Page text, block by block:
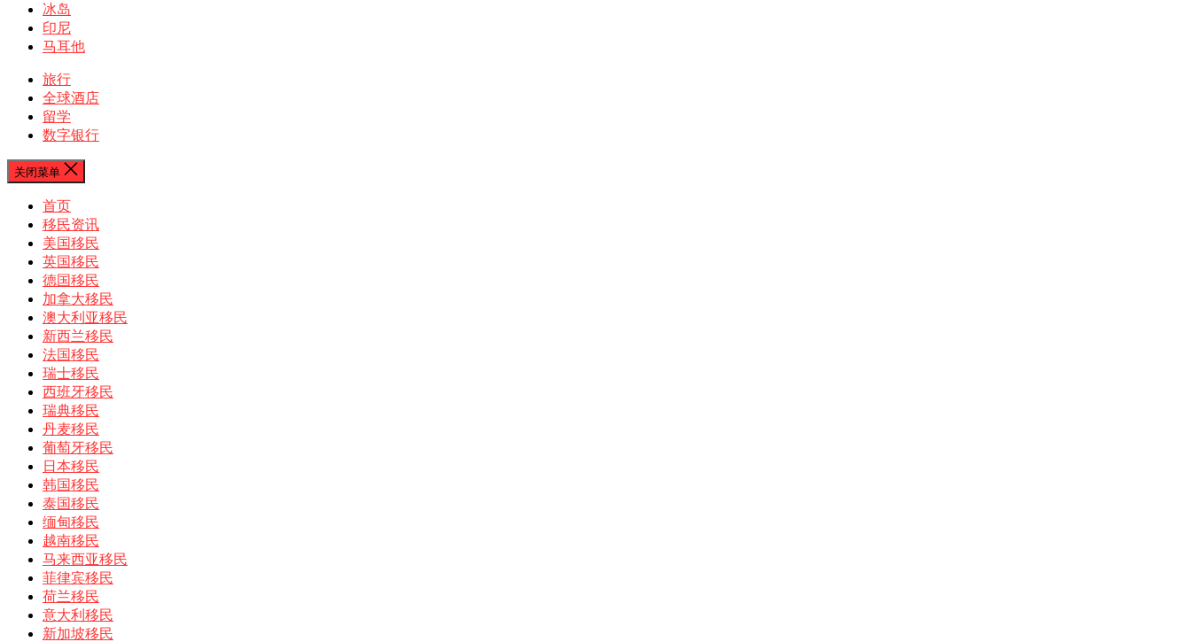
冰岛
印尼
马耳他
旅行
全球酒店
留学
数字银行
关闭菜单
首页
移民资讯
美国移民
英国移民
德国移民
加拿大移民
澳大利亚移民
新西兰移民
法国移民
瑞士移民
西班牙移民
瑞典移民
丹麦移民
葡萄牙移民
日本移民
韩国移民
泰国移民
缅甸移民
越南移民
马来西亚移民
菲律宾移民
荷兰移民
意大利移民
新加坡移民